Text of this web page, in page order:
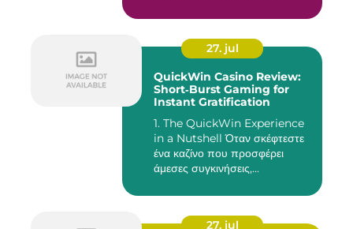
27. jul
QuickWin Casino Review:
Short‑Burst Gaming for
Instant Gratification
1. The QuickWin Experience
in a Nutshell Όταν σκέφτεστε
ένα καζίνο που προσφέρει
άμεσες συγκινήσεις,...
27. jul